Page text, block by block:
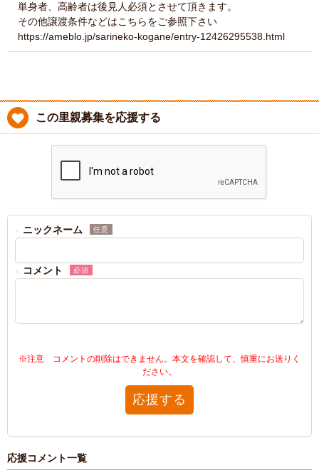
単身者、高齢者は後見人必須とさせて頂きます。
その他譲渡条件などはこちらをご参照下さい
https://ameblo.jp/sarineko-kogane/entry-12426295538.html
この里親募集を応援する
ニックネーム 任意
コメント 必須
※注意 コメントの削除はできません。本文を確認して、慎重にお送りく
ださい。
応援する
応援コメント一覧